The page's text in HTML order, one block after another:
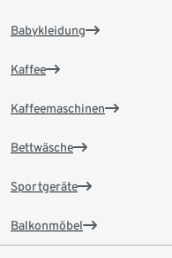
Babykleidung
Kaffee
Kaffeemaschinen
Bettwäsche
Sportgeräte
Balkonmöbel